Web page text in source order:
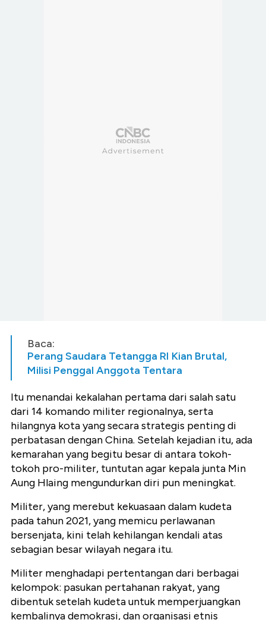
Baca:
Perang Saudara Tetangga RI Kian Brutal,
Milisi Penggal Anggota Tentara
Itu menandai kekalahan pertama dari salah satu
dari 14 komando militer regionalnya, serta
hilangnya kota yang secara strategis penting di
perbatasan dengan China. Setelah kejadian itu, ada
kemarahan yang begitu besar di antara tokoh-
tokoh pro-militer, tuntutan agar kepala junta Min
Aung Hlaing mengundurkan diri pun meningkat.
Militer, yang merebut kekuasaan dalam kudeta
pada tahun 2021, yang memicu perlawanan
bersenjata, kini telah kehilangan kendali atas
sebagian besar wilayah negara itu.
Militer menghadapi pertentangan dari berbagai
kelompok: pasukan pertahanan rakyat, yang
dibentuk setelah kudeta untuk memperjuangkan
kembalinya demokrasi, dan organisasi etnis